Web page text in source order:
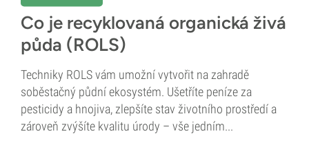
Co je recyklovaná organická živá
půda (ROLS)
Techniky ROLS vám umožní vytvořit na zahradě
soběstačný půdní ekosystém. Ušetříte peníze za
pesticidy a hnojiva, zlepšíte stav životního prostředí a
zároveň zvýšíte kvalitu úrody – vše jedním...